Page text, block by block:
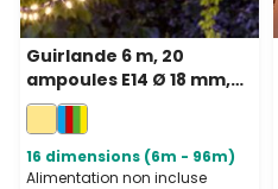
Guirlande 6 m, 20
ampoules E14 Ø 18 mm,
filament led blanc
chaud, prolungeable,
sans prise
16 dimensions (6m - 96m)
Alimentation non incluse